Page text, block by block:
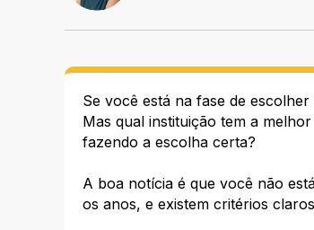
Se você está na fase de
Mas qual instituição tem a
fazendo a escolha certa?
A boa notícia é que você não
os anos, e existem critérios